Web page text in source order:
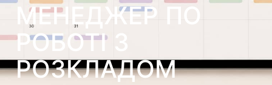
МЕНЕДЖЕР ПО
РОБОТІ З
РОЗКЛАДОМ